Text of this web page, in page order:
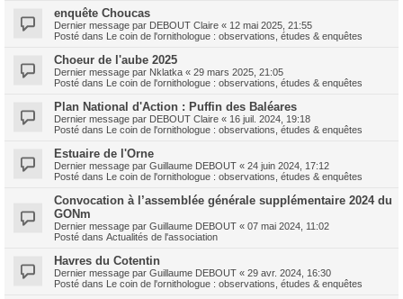
enquête Choucas
Dernier message par DEBOUT Claire « 12 mai 2025, 21:55
Posté dans Le coin de l'ornithologue : observations, études & enquêtes
Choeur de l'aube 2025
Dernier message par Nklatka « 29 mars 2025, 21:05
Posté dans Le coin de l'ornithologue : observations, études & enquêtes
Plan National d'Action : Puffin des Baléares
Dernier message par DEBOUT Claire « 16 juil. 2024, 19:18
Posté dans Le coin de l'ornithologue : observations, études & enquêtes
Estuaire de l'Orne
Dernier message par Guillaume DEBOUT « 24 juin 2024, 17:12
Posté dans Le coin de l'ornithologue : observations, études & enquêtes
Convocation à l’assemblée générale supplémentaire 2024 du
GONm
Dernier message par Guillaume DEBOUT « 07 mai 2024, 11:02
Posté dans Actualités de l'association
Havres du Cotentin
Dernier message par Guillaume DEBOUT « 29 avr. 2024, 16:30
Posté dans Le coin de l'ornithologue : observations, études & enquêtes